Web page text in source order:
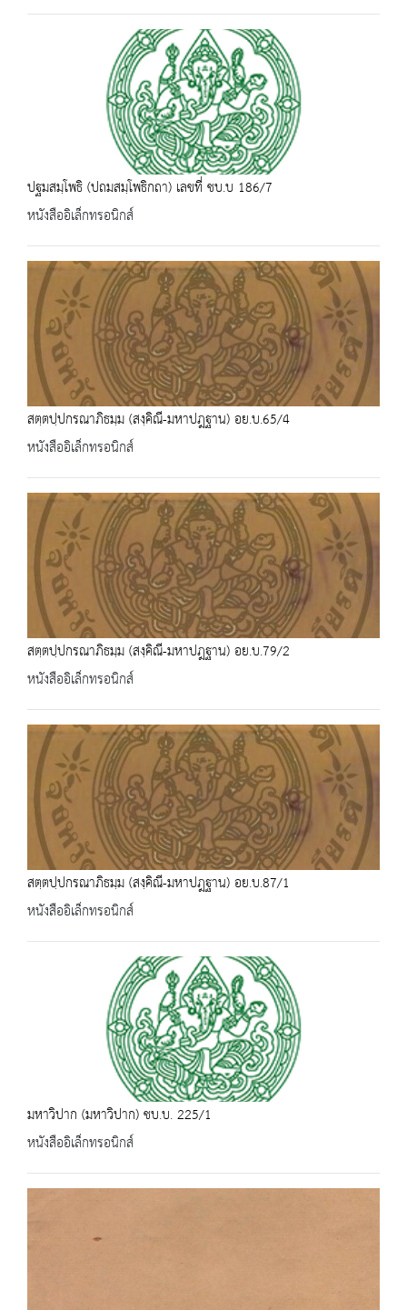
ปฐมสมฺโพธิ (ปถมสมฺโพธิกถา) เลขที่ ชบ.บ 186/7
หนังสืออิเล็กทรอนิกส์
สตฺตปฺปกรณาภิธมฺม (สงฺคิณี-มหาปฎฐาน) อย.บ.65/4
หนังสืออิเล็กทรอนิกส์
สตฺตปฺปกรณาภิธมฺม (สงฺคิณี-มหาปฎฐาน) อย.บ.79/2
หนังสืออิเล็กทรอนิกส์
สตฺตปฺปกรณาภิธมฺม (สงฺคิณี-มหาปฎฐาน) อย.บ.87/1
หนังสืออิเล็กทรอนิกส์
มหาวิปาก (มหาวิปาก) ชบ.บ. 225/1
หนังสืออิเล็กทรอนิกส์